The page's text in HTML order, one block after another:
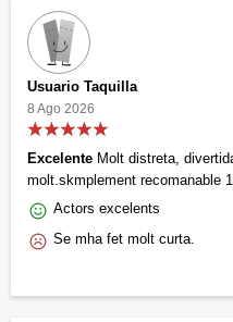
Usuario Taquilla
8 Ago 2026
Excelente Molt distreta,
molt.skmplement recomanable
Actors excelents
Se mha fet molt curta.